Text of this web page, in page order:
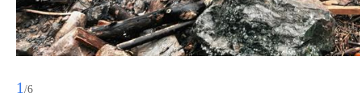
1 /6